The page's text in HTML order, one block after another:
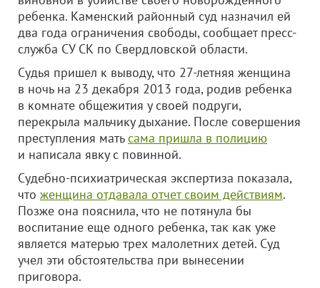
ребенка. Каменский районный суд назначил ей
два года ограничения свободы, сообщает пресс-
служба СУ СК по Свердловской области.
Судья пришел к выводу, что 27-летняя женщина
в ночь на 23 декабря 2013 года, родив ребенка
в комнате общежития у своей подруги,
перекрыла мальчику дыхание. После совершения
преступления матьсама пришла в полицию
и написала явку с повинной.
Судебно-психиатрическая экспертиза показала,
что женщина отдавала отчет своим действиям.
Позже она пояснила, что не потянула бы
воспитание еще одного ребенка, так как уже
является матерью трех малолетних детей. Суд
учел эти обстоятельства при вынесении
приговора.